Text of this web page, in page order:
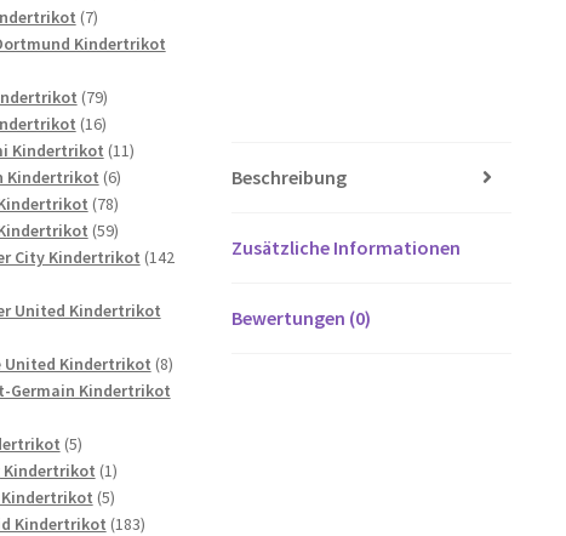
Beschreibung
Zusätzliche Informationen
Bewertungen (0)
77
Produkte
Kindertrikot
7979
Produkte
1616
Produkte
Kindertrikot 1111
Kindertrikot 66
Produkte
7878
Produkte
5959
Produkte
City Kindertrikot 142
United Kindertrikot
United Kindertrikot 88
Produkte
Germain Kindertrikot
55
Produkte
Kindertrikot 11
Produkt
Kindertrikot 55
Produkte
Kindertrikot 183183